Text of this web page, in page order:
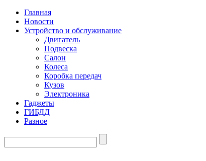
Главная
Новости
Устройство и обслуживание
Двигатель
Подвеска
Салон
Колеса
Коробка передач
Кузов
Электроника
Гаджеты
ГИБДД
Разное